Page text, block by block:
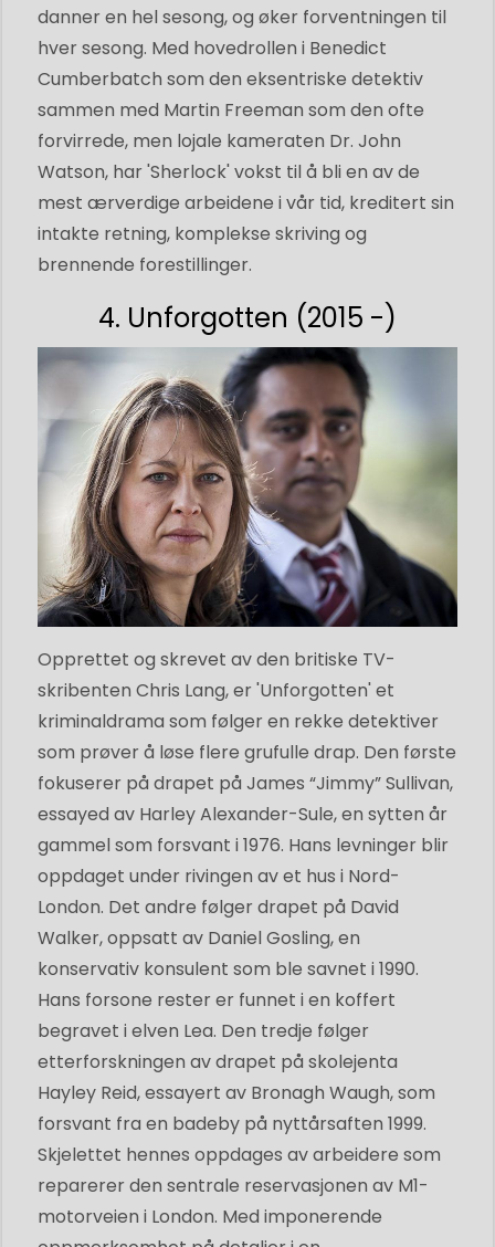
danner en hel sesong, og øker forventningen til
hver sesong. Med hovedrollen i Benedict
Cumberbatch som den eksentriske detektiv
sammen med Martin Freeman som den ofte
forvirrede, men lojale kameraten Dr. John
Watson, har 'Sherlock' vokst til å bli en av de
mest ærverdige arbeidene i vår tid, kreditert sin
intakte retning, komplekse skriving og
brennende forestillinger.
4. Unforgotten (2015 -)
Opprettet og skrevet av den britiske TV-
skribenten Chris Lang, er 'Unforgotten' et
kriminaldrama som følger en rekke detektiver
som prøver å løse flere grufulle drap. Den første
fokuserer på drapet på James “Jimmy” Sullivan,
essayed av Harley Alexander-Sule, en sytten år
gammel som forsvant i 1976. Hans levninger blir
oppdaget under rivingen av et hus i Nord-
London. Det andre følger drapet på David
Walker, oppsatt av Daniel Gosling, en
konservativ konsulent som ble savnet i 1990.
Hans forsone rester er funnet i en koffert
begravet i elven Lea. Den tredje følger
etterforskningen av drapet på skolejenta
Hayley Reid, essayert av Bronagh Waugh, som
forsvant fra en badeby på nyttårsaften 1999.
Skjelettet hennes oppdages av arbeidere som
reparerer den sentrale reservasjonen av M1-
motorveien i London. Med imponerende